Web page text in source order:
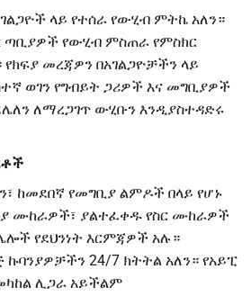
ላይ የተሰራ የውሂብ ምትኬ አለን።
ጣቢያዎች የውሂብ ምስጠራ የምስክር
መረጃዎን በአገልጋዮቻችን ላይ
ወገን የግብይት ጋሪዎች እና መግቢያዎች
ለማረጋገጥ ውሂቡን እንዲያስተዳድሩ
ከመደበኛ የመግቢያ ልምዶች በላይ የሆኑ
ሙከራዎች፣ ያልተፈቀዱ የስር ሙከራዎች
የደህንነት እርምጃዎች አሉ።
24/7 ክትትል አለን። የአይፒ
ሊጋራ አይችልም